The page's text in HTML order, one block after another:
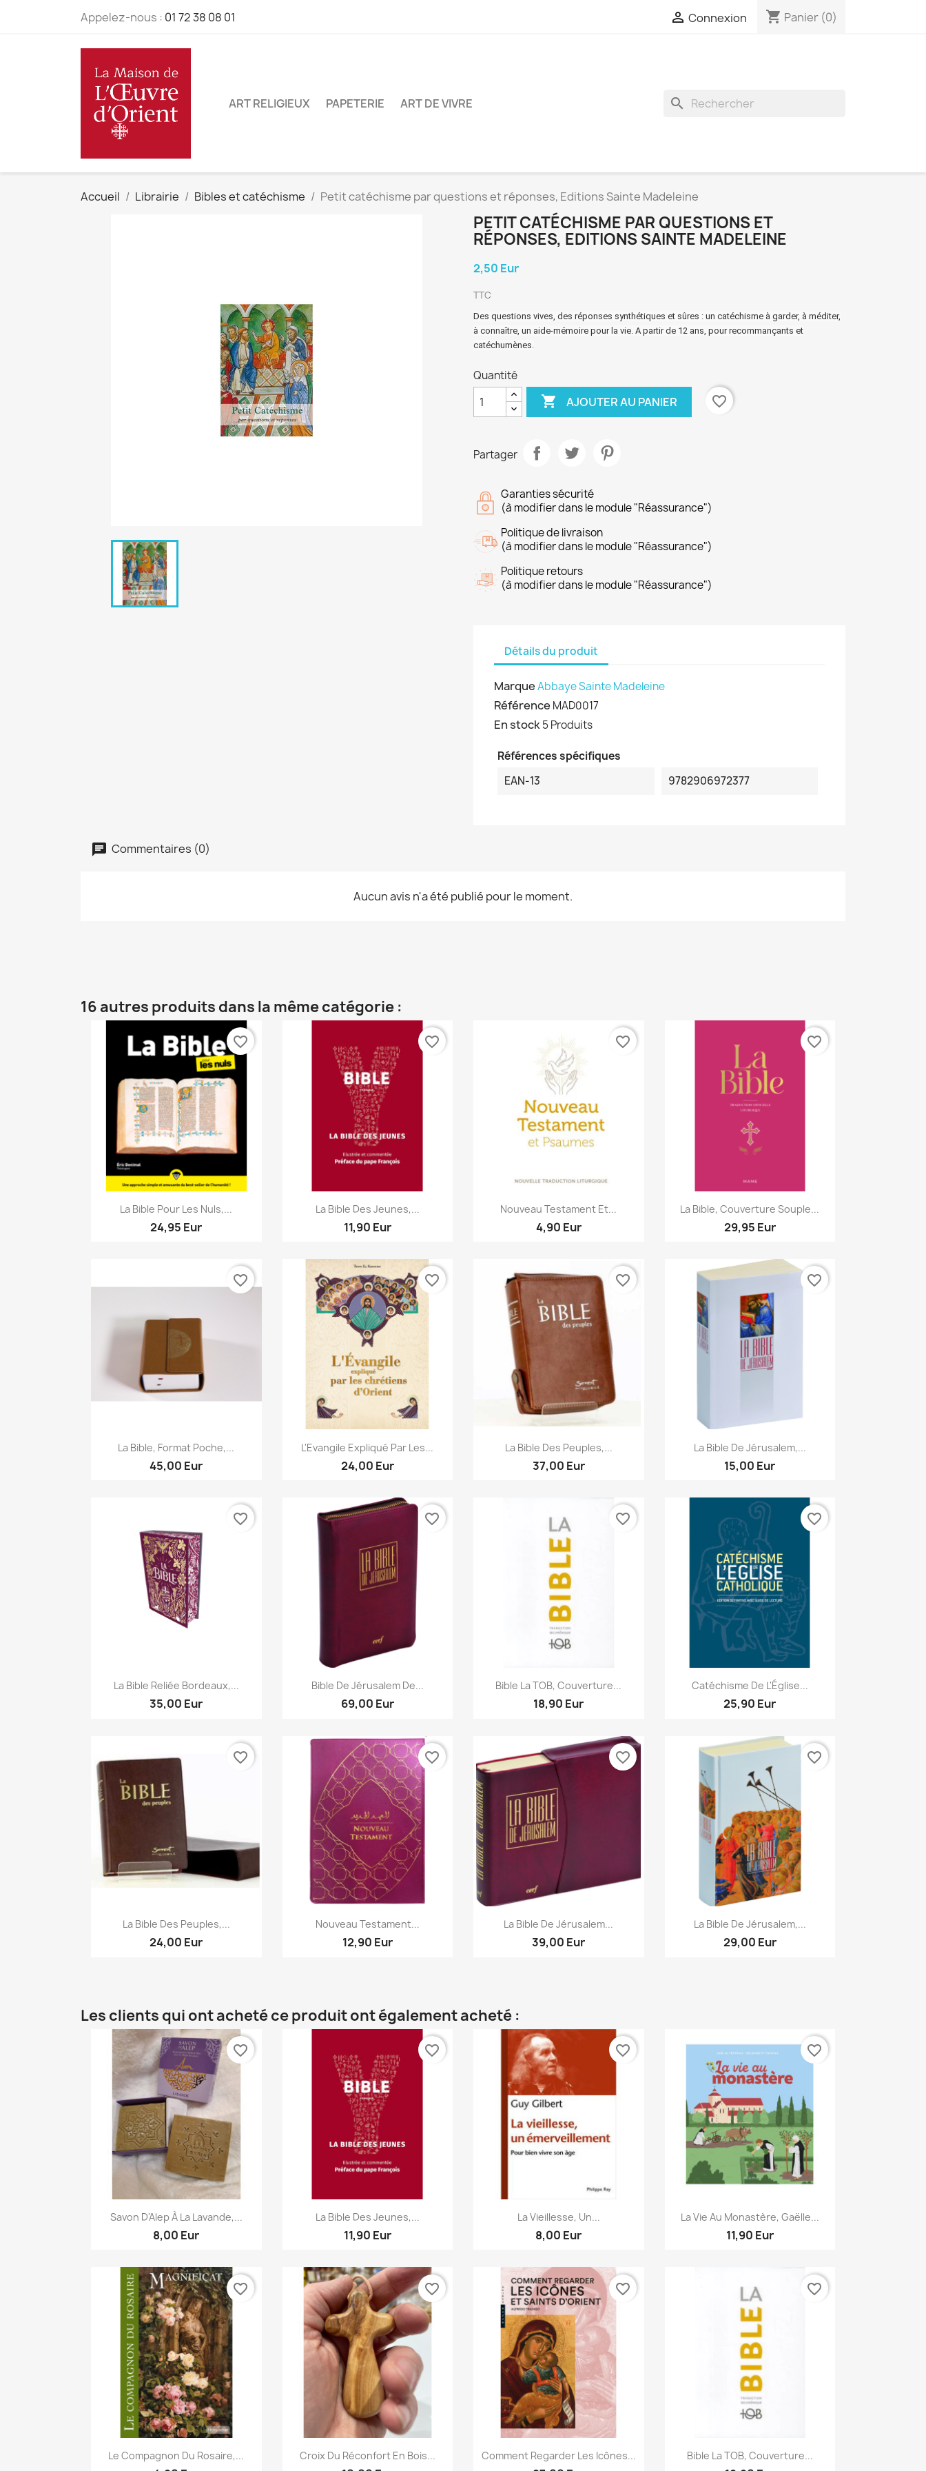
Appelez-nous : 01 72 38 08 01  Connexion shopping_cart Panier (0)
ART RELIGIEUX PAPETERIE ART DE VIVRE search
Accueil Librairie Bibles et catéchisme Petit catéchisme par questions et réponses, Editions Sainte Madeleine
PETIT CATÉCHISME PAR QUESTIONS ET
RÉPONSES, EDITIONS SAINTE MADELEINE
2,50 Eur
TTC
Des questions vives, des réponses synthétiques et sûres : un catéchisme à garder, à méditer,
à connaître, un aide-mémoire pour la vie. A partir de 12 ans, pour recommançants et
catéchumènes.
Quantité
 AJOUTER AU PANIER favorite_border
Partager
Garanties sécurité
(à modifier dans le module "Réassurance")
Politique de livraison
(à modifier dans le module "Réassurance")
Politique retours
(à modifier dans le module "Réassurance")
Détails du produit
MarqueAbbaye Sainte Madeleine
Référence MAD0017
En stock5 Produits
Références spécifiques
EAN-13
9782906972377
Commentaires (0)
Aucun avis n'a été publié pour le moment.
16 autres produits dans la même catégorie :
Aperçu rapide
La Bible Pour Les Nuls,...
24,95 Eur
favorite_border
Aperçu rapide
La Bible Des Jeunes,...
11,90 Eur
favorite_border
Aperçu rapide
Nouveau Testament Et...
4,90 Eur
favorite_border
 Aperçu rapide
La Bible, Couverture Souple...
29,95 Eur
favorite_border
Aperçu rapide
La Bible, Format Poche,...
45,00 Eur
favorite_border
Aperçu rapide
L'Evangile Expliqué Par Les...
24,00 Eur
favorite_border
Aperçu rapide
La Bible Des Peuples,...
37,00 Eur
favorite_border
Aperçu rapide
La Bible De Jérusalem,...
15,00 Eur
favorite_border
Aperçu rapide
La Bible Reliée Bordeaux,...
35,00 Eur
favorite_border
 Aperçu rapide
Bible De Jérusalem De...
69,00 Eur
favorite_border
Aperçu rapide
Bible La TOB, Couverture...
18,90 Eur
favorite_border
Aperçu rapide
Catéchisme De L'Église...
25,90 Eur
favorite_border
Aperçu rapide
La Bible Des Peuples,...
24,00 Eur
favorite_border
Aperçu rapide
Nouveau Testament...
12,90 Eur
favorite_border
Aperçu rapide
La Bible De Jérusalem...
39,00 Eur
favorite_border
Aperçu rapide
La Bible De Jérusalem,...
29,00 Eur
favorite_border
Les clients qui ont acheté ce produit ont également acheté :
Aperçu rapide
Savon D'Alep À La Lavande,...
8,00 Eur
favorite_border
Aperçu rapide
La Bible Des Jeunes,...
11,90 Eur
favorite_border
Aperçu rapide
La Vieillesse, Un...
8,00 Eur
favorite_border
Aperçu rapide
La Vie Au Monastère, Gaëlle...
11,90 Eur
favorite_border
Aperçu rapide
Le Compagnon Du Rosaire,...
favorite_border
Aperçu rapide
Croix Du Réconfort En Bois...
favorite_border
Aperçu rapide
Comment Regarder Les Icônes...
favorite_border
Aperçu rapide
Bible La TOB, Couverture...
favorite_border